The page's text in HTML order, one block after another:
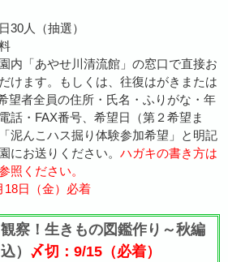
人（抽選）
内「あやせ川清流館」の窓口で直接お
けます。もしくは、往復はがきまたは
望者全員の住所・氏名・ふりがな・年
話・FAX番号、希望日（第２希望ま
泥んこハス掘り体験参加希望」と明記
にお送りください。 ハガキの書き方は
照ください。
18日（金）必着
察！生きもの図鑑作り～秋編
） 〆切：9/15（必着）